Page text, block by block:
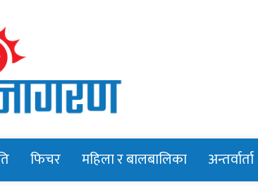
फिचर महिला र बालबालिका अन्तर्वार्ता